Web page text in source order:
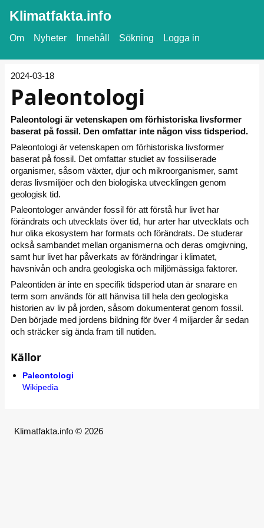
Klimatfakta.info
Om Nyheter Innehåll Sökning Logga in
2024-03-18
Paleontologi
Paleontologi är vetenskapen om förhistoriska livsformer
baserat på fossil. Den omfattar inte någon viss tidsperiod.
Paleontologi är vetenskapen om förhistoriska livsformer
baserat på fossil. Det omfattar studiet av fossiliserade
organismer, såsom växter, djur och mikroorganismer, samt
deras livsmiljöer och den biologiska utvecklingen genom
geologisk tid.
Paleontologer använder fossil för att förstå hur livet har
förändrats och utvecklats över tid, hur arter har utvecklats och
hur olika ekosystem har formats och förändrats. De studerar
också sambandet mellan organismerna och deras omgivning,
samt hur livet har påverkats av förändringar i klimatet,
havsnivån och andra geologiska och miljömässiga faktorer.
Paleontiden är inte en specifik tidsperiod utan är snarare en
term som används för att hänvisa till hela den geologiska
historien av liv på jorden, såsom dokumenterat genom fossil.
Den började med jordens bildning för över 4 miljarder år sedan
och sträcker sig ända fram till nutiden.
Källor
Paleontologi
Wikipedia
Klimatfakta.info © 2026